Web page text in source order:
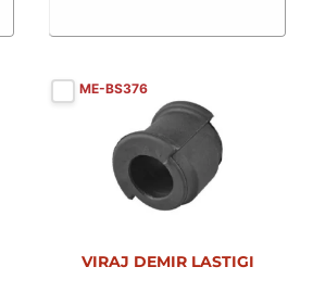
ME-BS376
VIRAJ DEMIR LASTIGI